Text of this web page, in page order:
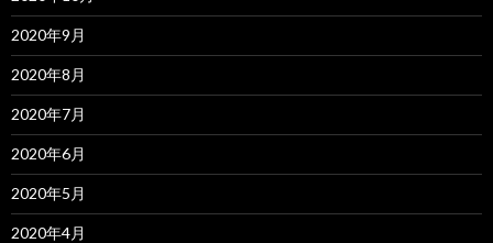
2020年9月
2020年8月
2020年7月
2020年6月
2020年5月
2020年4月